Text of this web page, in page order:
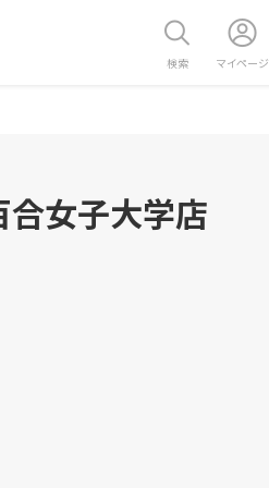
検索 マイページ
合女子大学店